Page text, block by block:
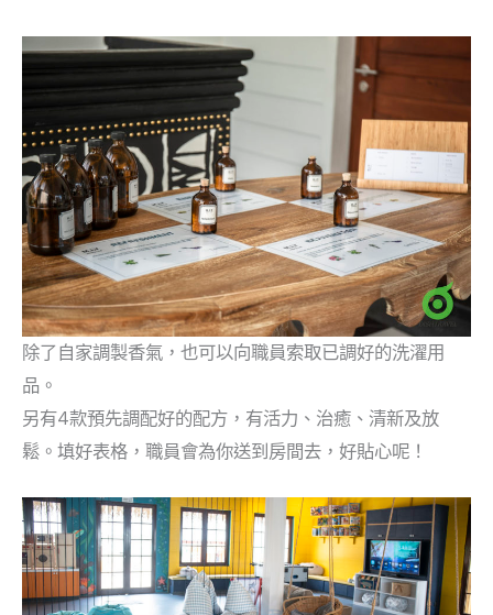
除了自家調製香氣，也可以向職員索取已調好的洗濯用
品。
另有4款預先調配好的配方，有活力、治癒、清新及放
鬆。填好表格，職員會為你送到房間去，好貼心呢！